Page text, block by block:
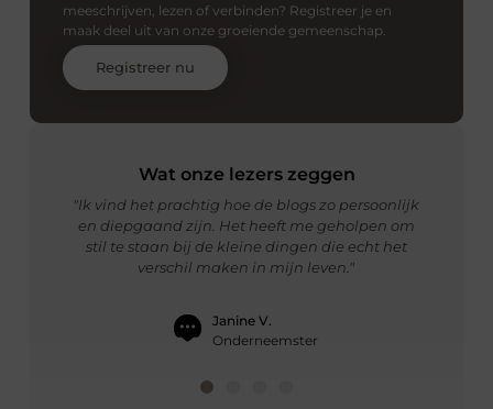
Wat onze lezers zeggen
"De verhalen zijn altijd warm en uitnodigend.
Ze hebben me geholpen om anders naar
mezelf en mijn omgeving te kijken."
Creatief Denker
meeschrijven, lezen of verbinden? Registreer je en
maak deel uit van onze groeiende gemeenschap.
Registreer nu